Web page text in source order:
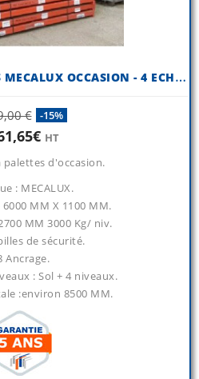
R
AYONNAGE À PALETTES MECALUX OCCASION - 4 ECHELLES 6000 MM X 1100 MM
€ -15%
HT
palettes d'occasion.
: MECALUX.
MM X 1100 MM.
MM 3000 Kg/ niv.
de sécurité.
Ancrage.
: Sol + 4 niveaux.
:environ 8500 MM.